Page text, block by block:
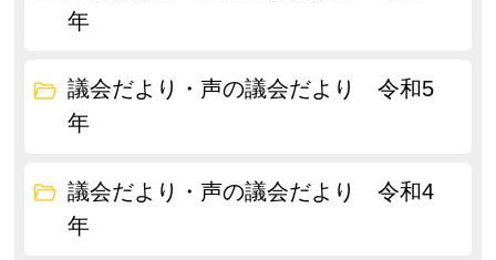
年
議会だより・声の議会だより 令和5
年
議会だより・声の議会だより 令和4
年